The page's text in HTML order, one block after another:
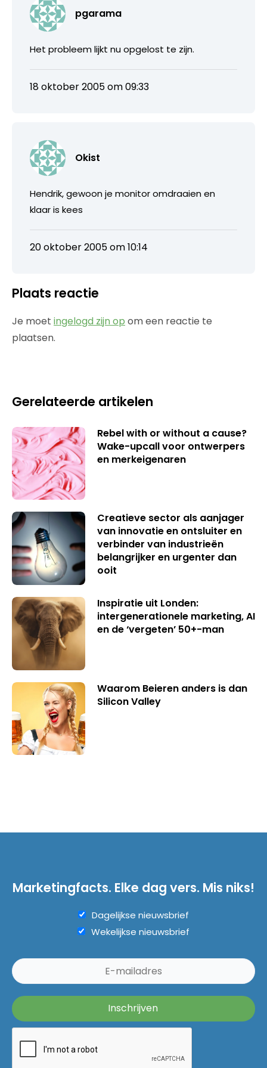
pgarama
Het probleem lijkt nu opgelost te zijn.
18 oktober 2005 om 09:33
Okist
Hendrik, gewoon je monitor omdraaien en
klaar is kees
20 oktober 2005 om 10:14
Plaats reactie
Je moet ingelogd zijn op om een reactie te
plaatsen.
Gerelateerde artikelen
Rebel with or without a cause?
Wake-upcall voor ontwerpers
en merkeigenaren
Creatieve sector als aanjager
van innovatie en ontsluiter en
verbinder van industrieën
belangrijker en urgenter dan
ooit
Inspiratie uit Londen:
intergenerationele marketing, AI
en de ‘vergeten’ 50+-man
Waarom Beieren anders is dan
Silicon Valley
Marketingfacts. Elke dag vers. Mis niks!
Dagelijkse nieuwsbrief
Wekelijkse nieuwsbrief